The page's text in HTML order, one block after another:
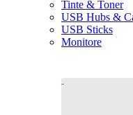
Tinte & Toner
USB Hubs &
USB Sticks
Monitore